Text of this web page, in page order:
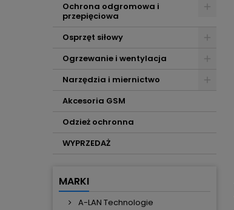
Ochrona odgromowa i
przepięciowa
Osprzęt siłowy
Ogrzewanie i wentylacja
Narzędzia i miernictwo
Akcesoria GSM
Odzież ochronna
WYPRZEDAŻ
MARKI
A-LAN Technologie